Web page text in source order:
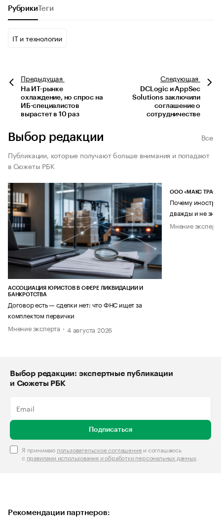
Рубрики Теги
IT и технологии
Предыдущая
На ИТ-рынке
охлаждение, но спрос на
ИБ-специалистов
вырастет в 10 раз
Следующая
DCLogic и AppSec
Solutions заключили
соглашение о
сотрудничестве
Выбор редакции
Все
Публикации, которые получают больше внимания и попадают
в Сюжеты РБК
АССОЦИАЦИЯ ЮРИСТОВ В СФЕРЕ ЛИКВИДАЦИИ И
БАНКРОТСТВА
Договор есть — сделки нет: что ФНС ищет за
комплектом первички
Мнение эксперта
4 августа 2026
ООО «МАКС ТРАСТ»
Почему
дважды и не
Мнение
Выбор редакции: экспертные публикации
и Сюжеты РБК
Подписаться
Я принимаю пользовательское соглашениеи соглашаюсь
с правилами использования и обработки персональных данных.
Рекомендации партнеров: